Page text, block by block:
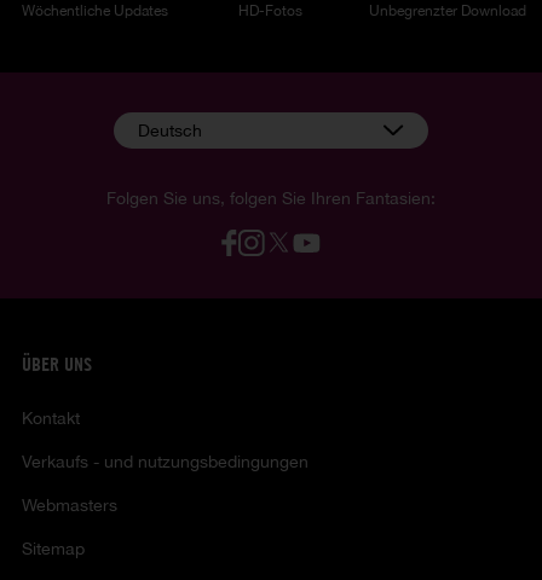
Wöchentliche Updates HD-Fotos Unbegrenzter Download
Folgen Sie uns, folgen Sie Ihren Fantasien:
Deutsch
ÜBER UNS
Kontakt
Verkaufs - und nutzungsbedingungen
Webmasters
Sitemap